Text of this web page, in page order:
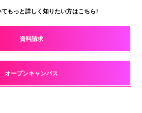
もっと詳しく知りたい方はこちら!
資料請求
オープンキャンパス